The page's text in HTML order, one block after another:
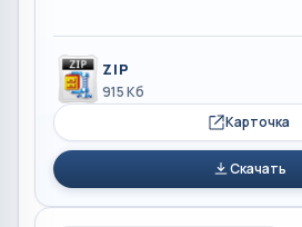
ZIP
915 Кб
Карточка
Скачать